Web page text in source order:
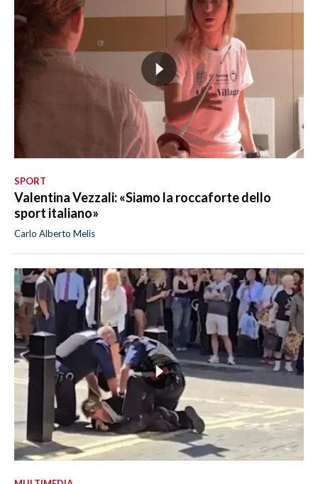
SPORT
Valentina Vezzali: «Siamo la roccaforte dello
sport italiano»
Carlo Alberto Melis